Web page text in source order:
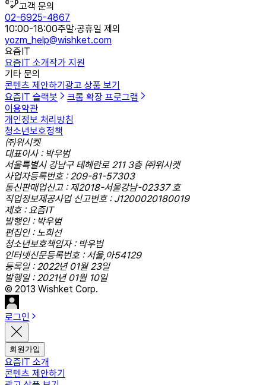
고객 문의
02-6925-4867
10:00-18:00주말·공휴일 제외
yozm_help@wishket.com
요즘IT
요즘IT 소개작가 지원
기타 문의
콘텐츠 제안하기 광고 상품 보기
요즘IT 슬랙봇
크롬 확장 프로그램
이용약관
개인정보 처리방침
청소년보호정책
㈜위시켓
대표이사 : 박우범
서울특별시 강남구 테헤란로 211 3층 ㈜위시켓
사업자등록번호 : 209-81-57303
통신판매업신고 : 제2018-서울강남-02337 호
직업정보제공사업 신고번호 : J1200020180019
제호 : 요즘IT
발행인 : 박우범
편집인 : 노희선
청소년보호책임자 : 박우범
인터넷신문등록번호 : 서울,아54129
등록일 : 2022년 01월 23일
발행일 : 2021년 01월 10일
© 2013 Wishket Corp.
로그인
회원가입
요즘IT 소개
콘텐츠 제안하기